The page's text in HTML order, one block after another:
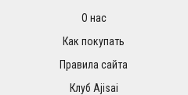
О нас
Как покупать
Правила сайта
Клуб Ajisai